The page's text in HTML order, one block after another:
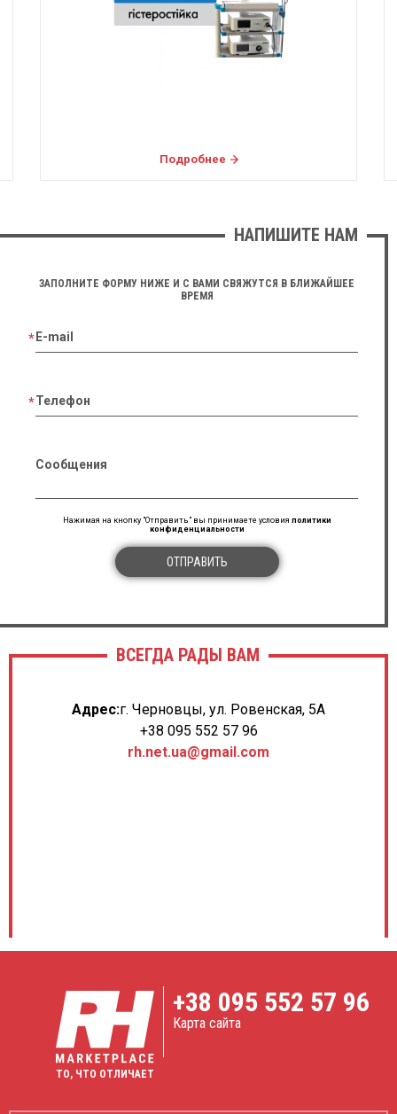
Подробнее
НАПИШИТЕ НАМ
ЗАПОЛНИТЕ ФОРМУ НИЖЕ И С ВАМИ СВЯЖУТСЯ В БЛИЖАЙШЕЕ
ВРЕМЯ
E-mail
Телефон
Сообщения
Нажимая на кнопку "Отправить" вы принимаете условия политики
конфиденциальности
ОТПРАВИТЬ
ВСЕГДА РАДЫ ВАМ
Адрес:г. Черновцы, ул. Ровенская, 5А
+38 095 552 57 96
rh.net.ua@gmail.com
ТО, ЧТО ОТЛИЧАЕТ
+38 095 552 57 96
Карта сайта